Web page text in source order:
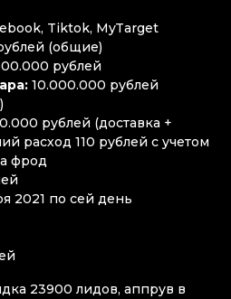
Tiktok, MyTarget
(общие)
рублей
10.000.000 рублей
рублей (доставка +
расход 110 рублей с учетом
фрод
2021 по сей день
23900 лидов, аппрув в